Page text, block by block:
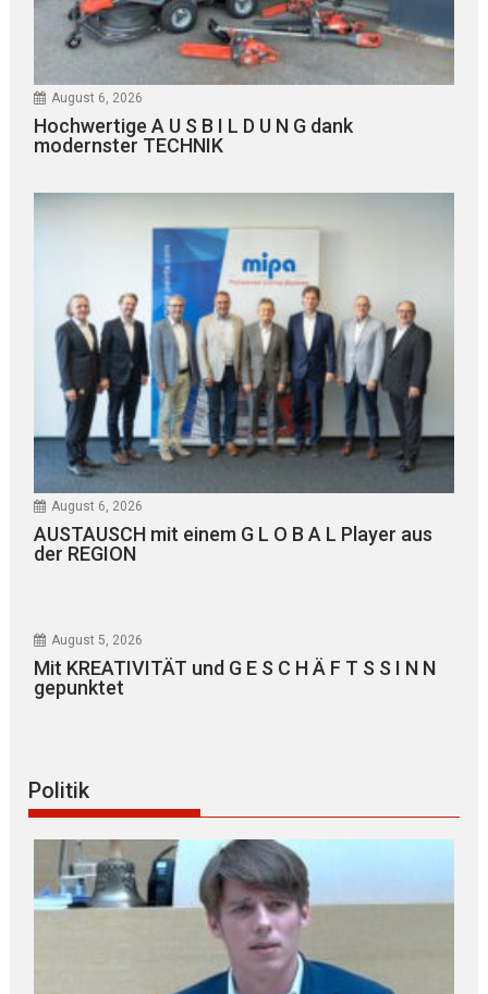
August 6, 2026
Hochwertige A U S B I L D U N G dank
modernster TECHNIK
August 6, 2026
AUSTAUSCH mit einem G L O B A L Player aus
der REGION
August 5, 2026
Mit KREATIVITÄT und G E S C H Ä F T S S I N N
gepunktet
Politik